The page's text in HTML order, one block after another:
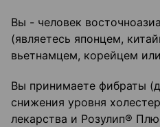
Вы - человек
(являетесь японцем,
вьетнамцем, корейцем
Вы принимаете фибраты
снижения уровня
лекарства и Розулип®